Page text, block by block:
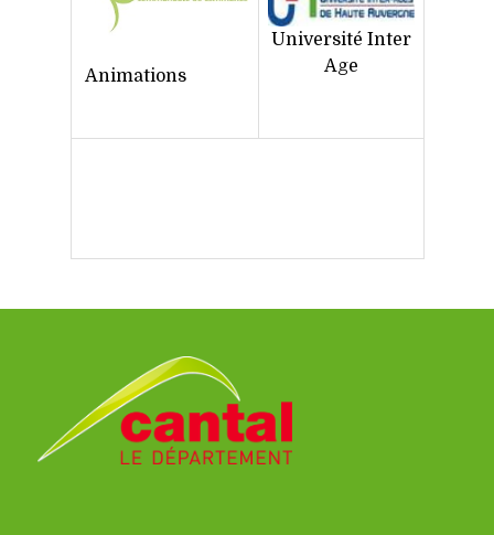
Animations
Université Inter
Age